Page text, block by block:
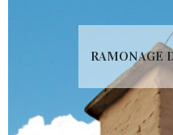
RAMONAGE